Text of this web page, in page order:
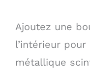
Ajoutez une
l’intérieur
métallique